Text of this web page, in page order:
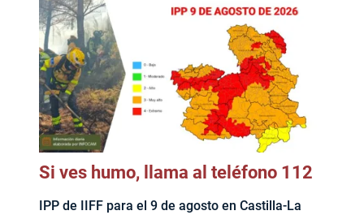
Si ves humo, llama al teléfono 112
IPP de IIFF para el 9 de agosto en Castilla-La